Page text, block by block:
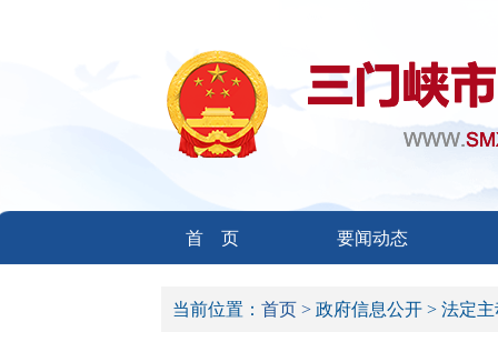
首 页 要闻动态
当前位置： 首页 > 政府信息公开 > 法定